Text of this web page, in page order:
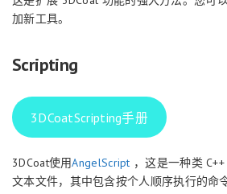
加新工具。
Scripting
3DCoatScripting手册
3DCoat使用AngelScript ，这是一种类
文本文件，其中包含按个人顺序执行的命令